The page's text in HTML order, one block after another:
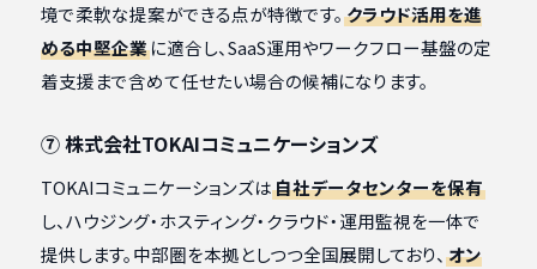
境で柔軟な提案ができる点が特徴です。 クラウド活用を進
める中堅企業に適合し、SaaS運用やワークフロー基盤の定
着支援まで含めて任せたい場合の候補になります。
⑦ 株式会社TOKAIコミュニケーションズ
TOKAIコミュニケーションズは自社データセンターを保有
し、ハウジング・ホスティング・クラウド・運用監視を一体で
提供します。中部圏を本拠としつつ全国展開しており、 オン